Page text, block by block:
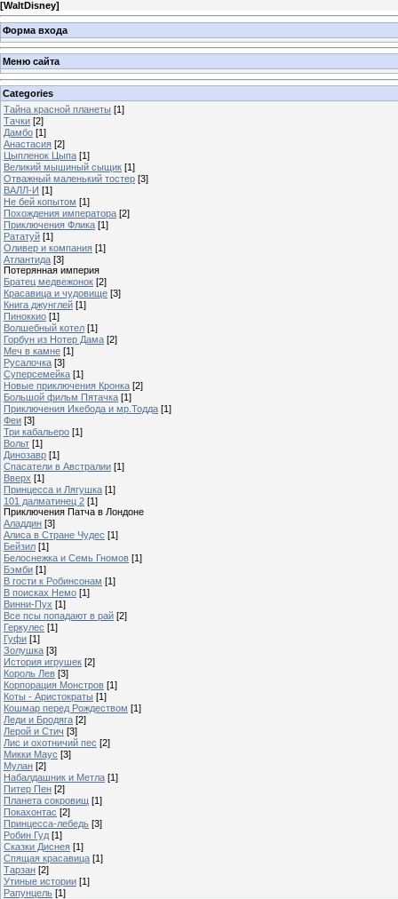
[WaltDisney]
Форма входа
Меню сайта
Categories
Тайна красной планеты [1]
Тачки [2]
Дамбо [1]
Анастасия [2]
Цыпленок Цыпа [1]
Великий мышиный сыщик [1]
Отважный маленький тостер [3]
ВАЛЛ-И [1]
Не бей копытом [1]
Похождения императора [2]
Приключения Флика [1]
Рататуй [1]
Оливер и компания [1]
Атлантида [3]
Потерянная империя
Братец медвежонок [2]
Красавица и чудовище [3]
Книга джунглей [1]
Пиноккио [1]
Волшебный котел [1]
Горбун из Нотер Дама [2]
Меч в камне [1]
Русалочка [3]
Суперсемейка [1]
Новые приключения Кронка [2]
Большой фильм Пятачка [1]
Приключения Икебода и мр.Тодда [1]
Феи [3]
Три кабальеро [1]
Вольт [1]
Динозавр [1]
Спасатели в Австралии [1]
Вверх [1]
Принцесса и Лягушка [1]
101 далматинец 2 [1]
Приключения Патча в Лондоне
Аладдин [3]
Алиса в Стране Чудес [1]
Бейзил [1]
Белоснежка и Семь Гномов [1]
Бэмби [1]
В гости к Робинсонам [1]
В поисках Немо [1]
Винни-Пух [1]
Все псы попадают в рай [2]
Геркулес [1]
Гуфи [1]
Золушка [3]
История игрушек [2]
Король Лев [3]
Корпорация Монстров [1]
Коты - Аристократы [1]
Кошмар перед Рождеством [1]
Леди и Бродяга [2]
Лерой и Стич [3]
Лис и охотничий пес [2]
Микки Маус [3]
Мулан [2]
Набалдашник и Метла [1]
Питер Пен [2]
Планета сокровищ [1]
Покахонтас [2]
Принцесса-лебедь [3]
Робин Гуд [1]
Сказки Диснея [1]
Спящая красавица [1]
Тарзан [2]
Утиные истории [1]
Рапунцель [1]